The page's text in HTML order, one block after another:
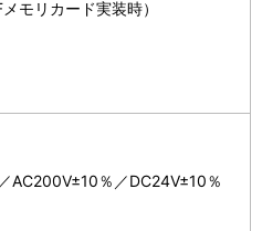
モリカード実装時）
AC200V±10％／DC24V±10％